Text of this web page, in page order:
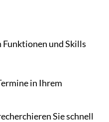
und Skills
in Ihrem
Sie schnell